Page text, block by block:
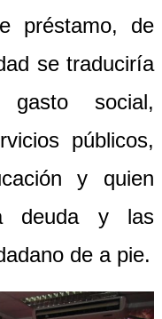
préstamo, de
se traduciría
social,
públicos,
y quien
deuda y las
de a pie.